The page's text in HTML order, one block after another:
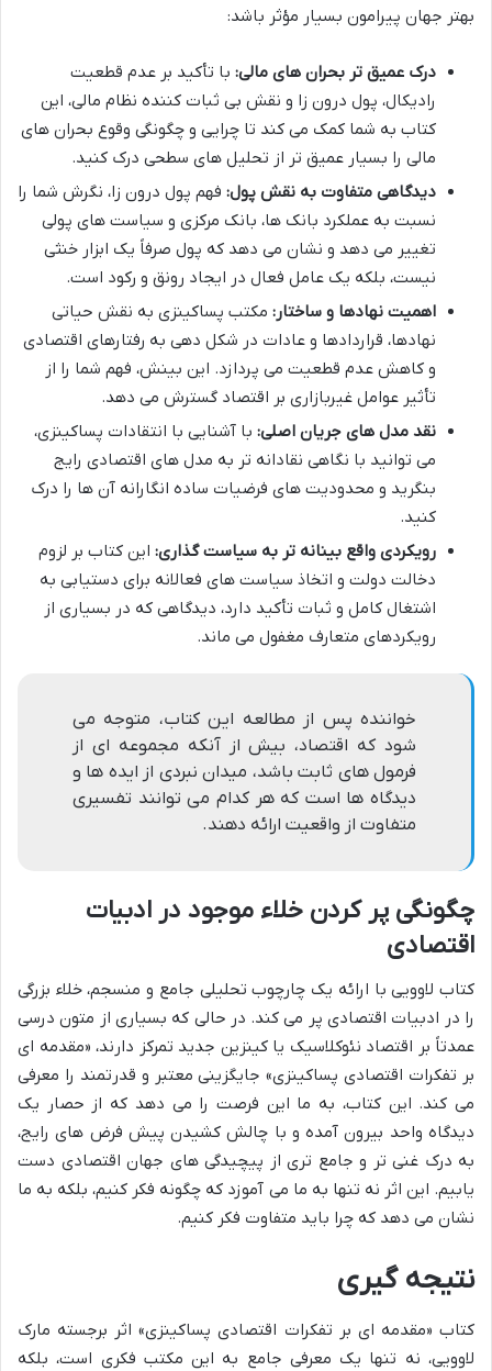
بهتر جهان پیرامون بسیار مؤثر باشد:
درک عمیق تر بحران های مالی: با تأکید بر عدم قطعیت
رادیکال، پول درون زا و نقش بی ثبات کننده نظام مالی، این
کتاب به شما کمک می کند تا چرایی و چگونگی وقوع بحران های
مالی را بسیار عمیق تر از تحلیل های سطحی درک کنید.
دیدگاهی متفاوت به نقش پول: فهم پول درون زا، نگرش شما را
نسبت به عملکرد بانک ها، بانک مرکزی و سیاست های پولی
تغییر می دهد و نشان می دهد که پول صرفاً یک ابزار خنثی
نیست، بلکه یک عامل فعال در ایجاد رونق و رکود است.
اهمیت نهادها و ساختار: مکتب پساکینزی به نقش حیاتی
نهادها، قراردادها و عادات در شکل دهی به رفتارهای اقتصادی
و کاهش عدم قطعیت می پردازد. این بینش، فهم شما را از
تأثیر عوامل غیربازاری بر اقتصاد گسترش می دهد.
نقد مدل های جریان اصلی: با آشنایی با انتقادات پساکینزی،
می توانید با نگاهی نقادانه تر به مدل های اقتصادی رایج
بنگرید و محدودیت های فرضیات ساده انگارانه آن ها را درک
کنید.
رویکردی واقع بینانه تر به سیاست گذاری: این کتاب بر لزوم
دخالت دولت و اتخاذ سیاست های فعالانه برای دستیابی به
اشتغال کامل و ثبات تأکید دارد، دیدگاهی که در بسیاری از
رویکردهای متعارف مغفول می ماند.
خواننده پس از مطالعه این کتاب، متوجه می
شود که اقتصاد، بیش از آنکه مجموعه ای از
فرمول های ثابت باشد، میدان نبردی از ایده ها و
دیدگاه ها است که هر کدام می توانند تفسیری
متفاوت از واقعیت ارائه دهند.
چگونگی پر کردن خلاء موجود در ادبیات
اقتصادی
کتاب لاوویی با ارائه یک چارچوب تحلیلی جامع و منسجم، خلاء بزرگی
را در ادبیات اقتصادی پر می کند. در حالی که بسیاری از متون درسی
عمدتاً بر اقتصاد نئوکلاسیک یا کینزین جدید تمرکز دارند، «مقدمه ای
بر تفکرات اقتصادی پساکینزی» جایگزینی معتبر و قدرتمند را معرفی
می کند. این کتاب، به ما این فرصت را می دهد که از حصار یک
دیدگاه واحد بیرون آمده و با چالش کشیدن پیش فرض های رایج،
به درک غنی تر و جامع تری از پیچیدگی های جهان اقتصادی دست
یابیم. این اثر نه تنها به ما می آموزد که چگونه فکر کنیم، بلکه به ما
نشان می دهد که چرا باید متفاوت فکر کنیم.
نتیجه گیری
کتاب «مقدمه ای بر تفکرات اقتصادی پساکینزی» اثر برجسته مارک
لاوویی، نه تنها یک معرفی جامع به این مکتب فکری است، بلکه